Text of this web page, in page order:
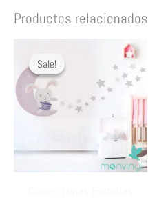
Productos relacionados
Sale!
Sale!